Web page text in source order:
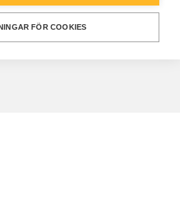
FÖR COOKIES